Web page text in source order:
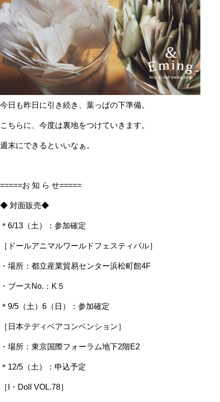
今日も昨日に引き続き、葉っぱの下準備。
こちらに、今度は裏地をつけていきます。
週末にできるといいなぁ。
=====お 知 ら せ=====
◆ 対面販売◆
＊6/13（土）：参加確定
［ドールアニマルワールドフェスティバル］
・場所：都立産業貿易センター浜松町館4F
・ブースNo.：K５
＊9/5（土）6（日）：参加確定
［日本テディベアコンベンション］
・場所：東京国際フォーラム地下2階E2
＊12/5（土）：申込予定
［I・Doll VOL.78］